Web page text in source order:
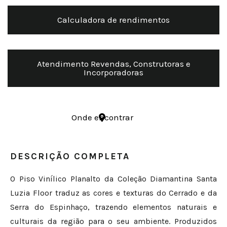
Calculadora de rendimentos
Atendimento Revendas, Construtoras e
Incorporadoras
Onde encontrar
DESCRIÇÃO COMPLETA
O Piso Vinílico Planalto da Coleção Diamantina Santa
Luzia Floor traduz as cores e texturas do Cerrado e da
Serra do Espinhaço, trazendo elementos naturais e
culturais da região para o seu ambiente. Produzidos